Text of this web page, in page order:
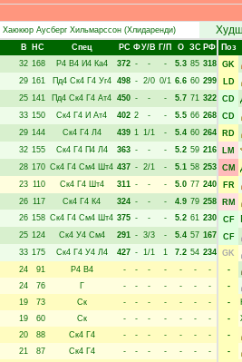
Хаюкюр Аусберг Хильмарссон(Хлидаренди)
В НC Спец РC ФУ/В Г/П О ЗС РФ
32 168 Р4 В4 И4 Ка4 372 - - - 5.3 85 318
29 161 Пд4 Ск4 Г4 Уг4 498 - 2/0 0/1 6.6 60 299
25 141 Пд4 Ск4 Г4 Ат4 450 - - - 5.7 71 322
33 150 Ск4 Г4 И Ат4 402 2 - - 5.5 66 268
29 144 Ск4 Г4 Л4 439 1 1/1 - 5.4 60 264
32 155 Ск4 Г4 П4 Л4 363 - - - 5.2 59 216
28 170 Ск4 Г4 См4 Шт4 437 - 2/1 - 5.1 58 253
23 110 Ск4 Г4 Шт4 311 - - - 5.0 77 240
26 117 Ск4 Г4 К4 324 - - - 4.9 79 258
26 158 Ск4 Г4 См4 Шт4 375 - - - 5.2 61 230
25 124 Ск4 У4 См4 291 - 3/3 - 5.4 57 167
33 175 Ск4 Г4 У4 Л4 427 - 1/1 1 7.2 54 234
24 91 Р4 В4 - - - - - -
-
24 76 Г - - - - - -
-
19 73 Ск - - - - - -
-
19 60 Ск - - - - - -
-
20 88 Ск4 Г4 - - - - - -
-
21 87 Ск4 Г4 - - - - - -
-
Поз
GK
LD
CD
CD
RD
LM
CM
FR
RM
CF
CF
GK
-
-
-
-
-
-